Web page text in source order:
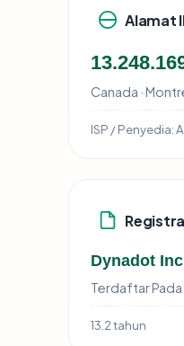
Alamat
Canada ·
ISP / Penyedia:
Dynadot Inc
Terdaftar Pada:
13.2 tahun